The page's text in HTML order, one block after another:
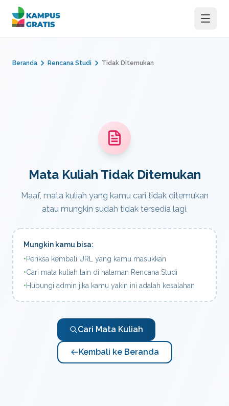
Langsung ke konten utama
Beranda Rencana Studi Tidak Ditemukan
Mata Kuliah Tidak Ditemukan
Maaf, mata kuliah yang kamu cari tidak ditemukan
atau mungkin sudah tidak tersedia lagi.
Mungkin kamu bisa:
•Periksa kembali URL yang kamu masukkan
•Cari mata kuliah lain di halaman Rencana Studi
•Hubungi admin jika kamu yakin ini adalah kesalahan
Cari Mata Kuliah
Kembali ke Beranda